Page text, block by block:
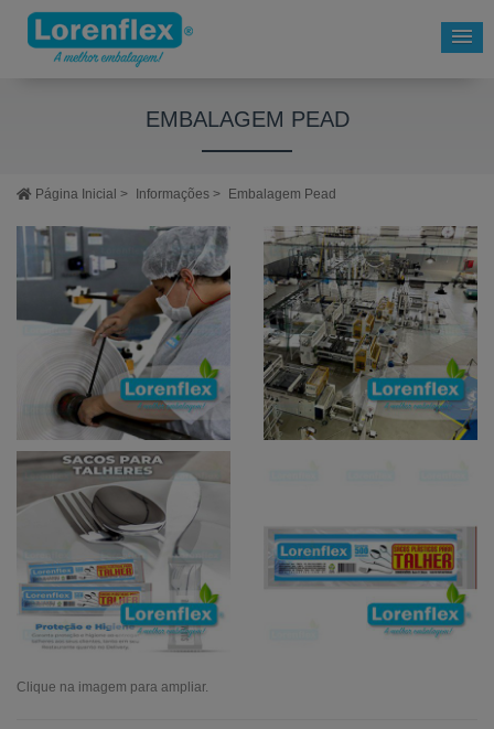
EMBALAGEM PEAD
Página Inicial > Informações > Embalagem Pead
Clique na imagem para ampliar.